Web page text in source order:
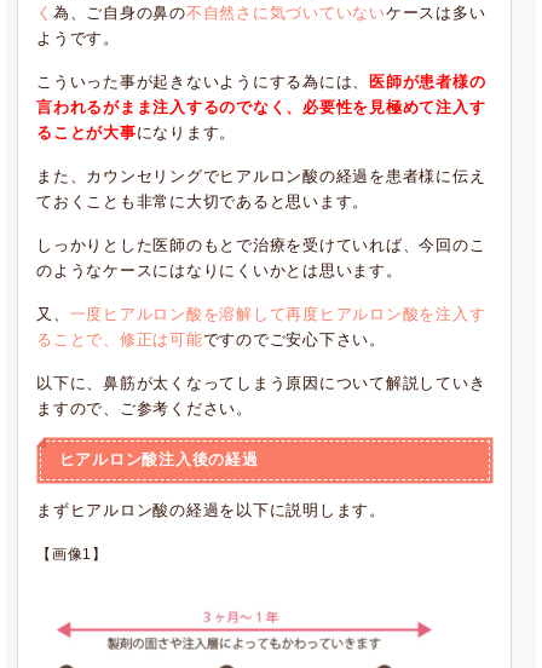
く 為、ご自身の鼻の不自然さに気づいていないケースは多い
ようです。
こういった事が起きないようにする為には、
医師が患者様の
言われるがまま注入するのでなく、必要性を見極めて注入す
ることが大事になります。
また、カウンセリングでヒアルロン酸の経過を患者様に伝え
ておくことも非常に大切であると思います。
しっかりとした医師のもとで治療を受けていれば、今回のこ
のようなケースにはなりにくいかとは思います。
又、 一度ヒアルロン酸を溶解して再度ヒアルロン酸を注入す
ることで、修正は可能ですのでご安心下さい。
以下に、鼻筋が太くなってしまう原因について解説していき
ますので、ご参考ください。
ヒアルロン酸注入後の経過
まずヒアルロン酸の経過を以下に説明します。
【画像1】